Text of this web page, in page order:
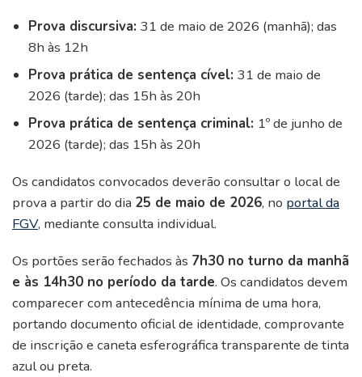
Prova discursiva: 31 de maio de 2026 (manhã); das
8h às 12h
Prova prática de sentença cível: 31 de maio de
2026 (tarde); das 15h às 20h
Prova prática de sentença criminal: 1º de junho de
2026 (tarde); das 15h às 20h
Os candidatos convocados deverão consultar o local de
prova a partir do dia 25 de maio de 2026, no portal da
FGV, mediante consulta individual.
Os portões serão fechados às 7h30 no turno da manhã
e às 14h30 no período da tarde. Os candidatos devem
comparecer com antecedência mínima de uma hora,
portando documento oficial de identidade, comprovante
de inscrição e caneta esferográfica transparente de tinta
azul ou preta.